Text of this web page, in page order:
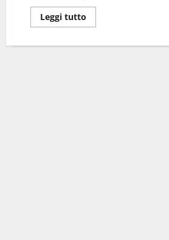
Leggi tutto
di
Riempimento